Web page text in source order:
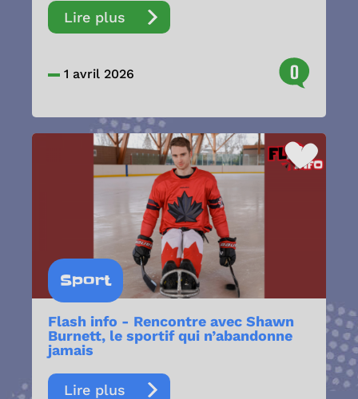
Lire plus
1 avril 2026 0
Sport
Flash info - Rencontre avec Shawn
Burnett, le sportif qui n’abandonne
jamais
Lire plus